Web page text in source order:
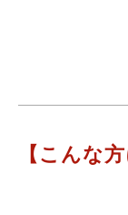
【こんな